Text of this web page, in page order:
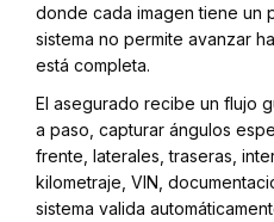
donde cada imagen tiene un
sistema no permite avanzar
está completa.
El asegurado recibe un flujo
a paso, capturar ángulos
frente, laterales, traseras,
kilometraje, VIN,
sistema valida